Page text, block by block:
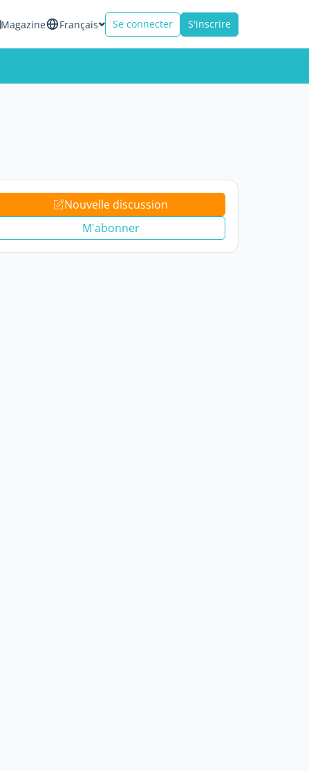
Magazine Français Se connecter S'inscrire
Nouvelle discussion
M'abonner